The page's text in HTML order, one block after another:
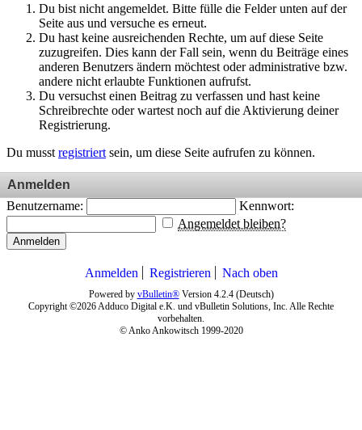
Du bist nicht angemeldet. Bitte fülle die Felder unten auf der
Seite aus und versuche es erneut.
Du hast keine ausreichenden Rechte, um auf diese Seite
zuzugreifen. Dies kann der Fall sein, wenn du Beiträge eines
anderen Benutzers ändern möchtest oder administrative bzw.
andere nicht erlaubte Funktionen aufrufst.
Du versuchst einen Beitrag zu verfassen und hast keine
Schreibrechte oder wartest noch auf die Aktivierung deiner
Registrierung.
Du musst registriert sein, um diese Seite aufrufen zu können.
Anmelden
Benutzername:
Kennwort:
Angemeldet bleiben?
Anmelden
Anmelden Registrieren Nach oben
Powered by vBulletin®Version 4.2.4 (Deutsch)
Copyright ©2026 Adduco Digital e.K. und vBulletin Solutions, Inc. Alle Rechte
vorbehalten.
© Anko Ankowitsch 1999-2020